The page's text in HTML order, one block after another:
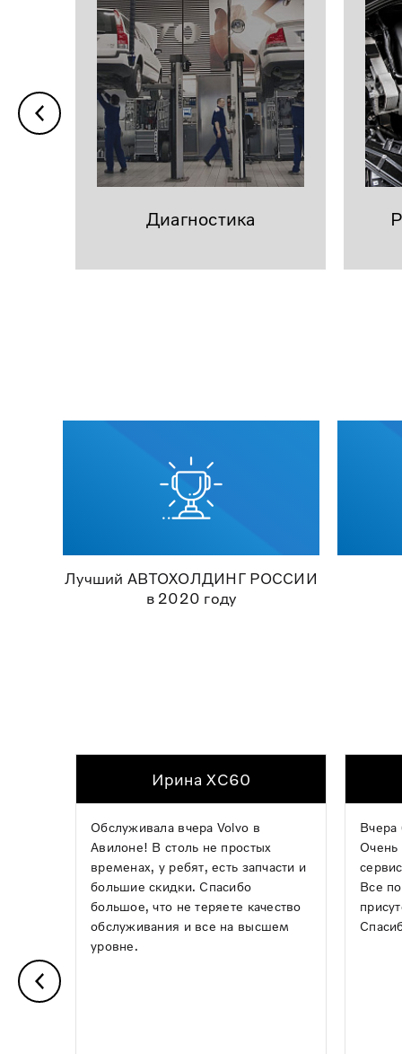
Диагностика
Лучший АВТОХОЛДИНГ РОССИИ
в 2020 году
Ирина XC60
Обслуживала вчера Volvo в
Авилоне! В столь не простых
временах, у ребят, есть запчасти и
большие скидки. Спасибо
большое, что не теряете качество
обслуживания и все на высшем
уровне.
Вчера
Очень
Все